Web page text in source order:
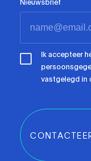
Nieuwsbrief
Ik accepteer
vastgelegd in